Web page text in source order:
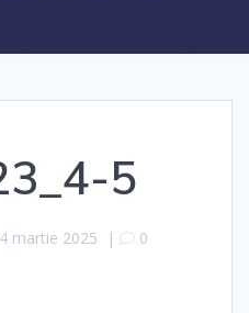
5
4 martie 2025 | 0